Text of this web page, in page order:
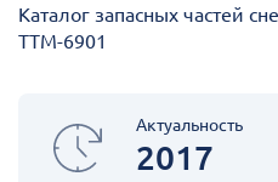
Каталог запасных частей
ТТМ-6901
Актуальность
2017